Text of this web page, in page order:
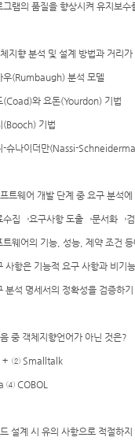
램의 품질을 향상시켜 유지보수
지향 분석 및 설계 방법과 거리가
(Rumbaugh) 분석 모델
와 요돈(Yourdon) 기법
기법
슈나이더만(Nassi-
트웨어 개발 단계 중 요구 분석
집→요구사항 도출→문서화→검
웨어의 기능, 성능, 제약 조건
항은 기능적 요구 사항과 비기
분석 명세서의 정확성을 검증하
중 객체지향언어가 아닌 것은?
② Smalltalk
④ COBOL
설계 시 유의 사항으로 적절하지